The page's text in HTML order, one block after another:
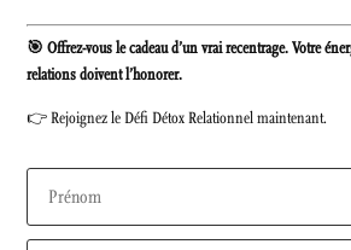
🎯 Offrez-vous le cadeau d’un vrai recentrage. Votre
relations doivent l’honorer.
👉 Rejoignez le Défi Détox Relationnel maintenant.